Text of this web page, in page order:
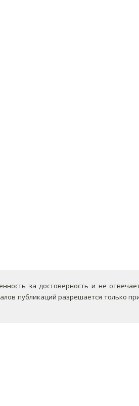
за достоверность и не
публикаций разрешается только